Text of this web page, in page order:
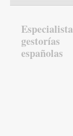
gestorías
españolas